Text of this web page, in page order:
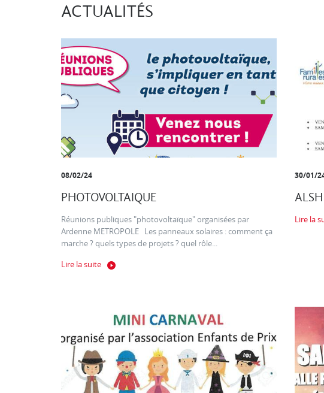
ACTUALITÉS
08/02/24
PHOTOVOLTAIQUE
Réunions publiques "photovoltaïque" organisées par
Ardenne METROPOLE Les panneaux solaires : comment ça
marche ? quels types de projets ? quel rôle...
Lire la suite
30/01/
Lire la